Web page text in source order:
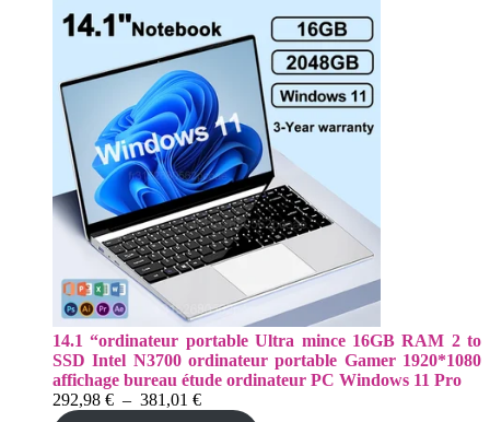
promotion
14.1 “ordinateur portable Ultra mince 16GB RAM 2 to
SSD Intel N3700 ordinateur portable Gamer 1920*1080
affichage bureau étude ordinateur PC Windows 11 Pro
292,98 € – 381,01 €Plage